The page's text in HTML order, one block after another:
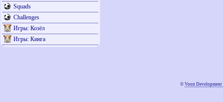
Squads
Challenges
Игры: Козёл
Игры: Кинга
© Voon Development